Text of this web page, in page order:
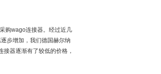
购wago连接器。经过近几
步增加，我们德国赫尔纳
器逐渐有了较低的价格，